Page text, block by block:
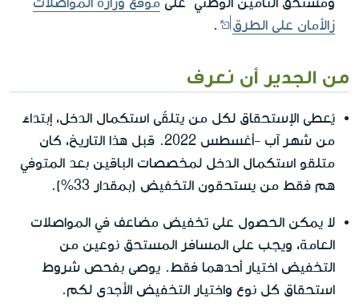
زالأمان على الطرق
.
من الجدير أن نعرف
يُعطى الإستحقاق لكل من يتلقّى استكمال الدخل، إبتداءً
من شهر آب -أغسطس 2022. قبل هذا التاريخ، كان
متلقو استكمال الدخل لمخصصات الباقين بعد المتوفي
هم فقط من يستحقون التخفيض (بمقدار 33%).
لا يمكن الحصول على تخفيض مضاعف في المواصلات
العامة، ويجب على المسافر المستحق نوعين من
التخفيض اختيار أحدهما فقط. يوصى بفحص شروط
استحقاق كل نوع واختيار التخفيض الأجدى لكم.